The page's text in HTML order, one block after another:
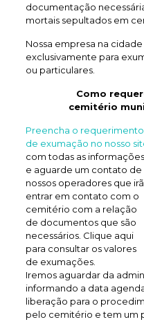
documentação
mortais sepultados em
Nossa empresa na
exclusivamente para
ou particulares.
Como
cemitério
Preencha o requerimento
de exumação no nosso
com todas as informações
e aguarde um contato de
nossos operadores que
entrar em contato com o
cemitério com a relação
de documentos que são
necessários. Clique aqui
para consultar os valores
de exumações.
Iremos aguardar da
informando a data
liberação para o
pelo cemitério e tem um